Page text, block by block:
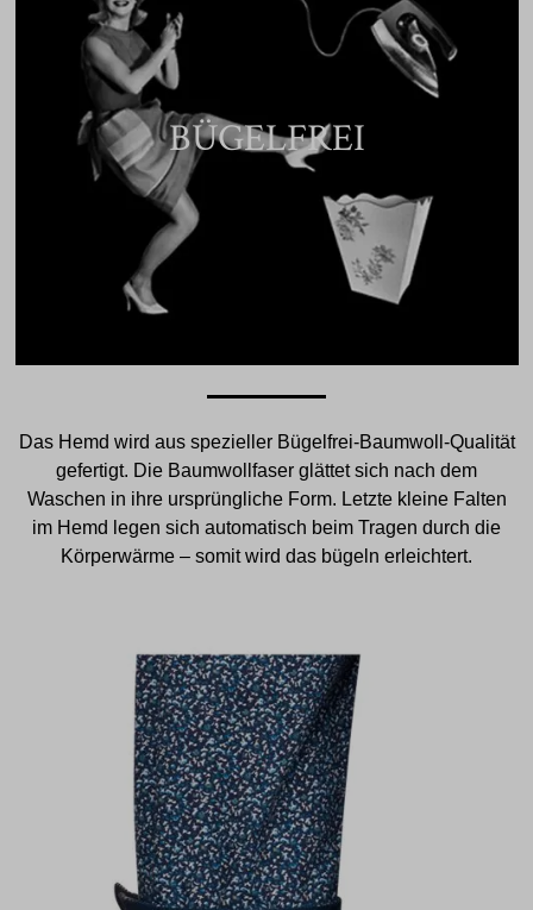
BÜGELFREI
Das Hemd wird aus spezieller Bügelfrei-Baumwoll-Qualität
gefertigt. Die Baumwollfaser glättet sich nach dem
Waschen in ihre ursprüngliche Form. Letzte kleine Falten
im Hemd legen sich automatisch beim Tragen durch die
Körperwärme – somit wird das bügeln erleichtert.